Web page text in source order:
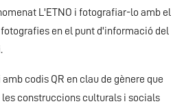
L'ETNO i fotografiar-lo amb el
en el punt d'informació del
codis QR en clau de gènere que
les construccions culturals i socials